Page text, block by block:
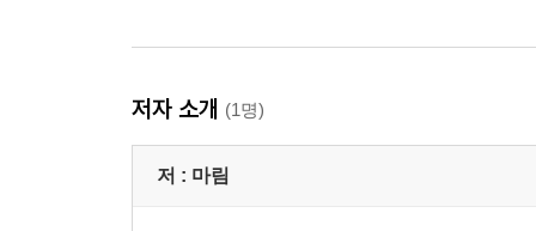
저자 소개 (1명)
저 : 마림